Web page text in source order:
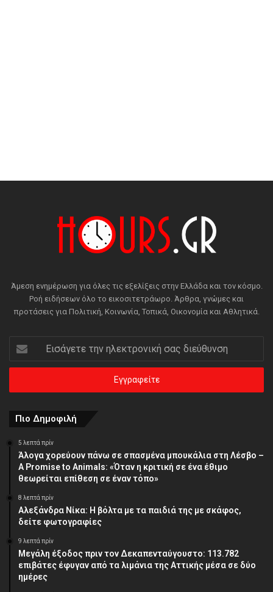
Άμεση ενημέρωση για όλες τις εξελίξεις στην Ελλάδα και τον κόσμο.
Ροή ειδήσεων όλο το εικοσιτετράωρο. Άρθρα, γνώμες και
προτάσεις για Πολιτική, Κοινωνία, Τοπικά, Οικονομία και Αθλητικά.
Εισάγετε
την
ηλεκτρονική
διεύθυνση
Πιο Δημοφιλή
5 λεπτά πρίν
Άλογα χορεύουν πάνω σε σπασμένα μπουκάλια στη Λέσβο –
A Promise to Animals: «Όταν η κριτική σε ένα έθιμο
θεωρείται επίθεση σε έναν τόπο»
8 λεπτά πρίν
Αλεξάνδρα Νίκα: Η βόλτα με τα παιδιά της με σκάφος,
δείτε φωτογραφίες
9 λεπτά πρίν
Μεγάλη έξοδος πριν τον Δεκαπενταύγουστο: 113.782
επιβάτες έφυγαν από τα λιμάνια της Αττικής μέσα σε δύο
ημέρες